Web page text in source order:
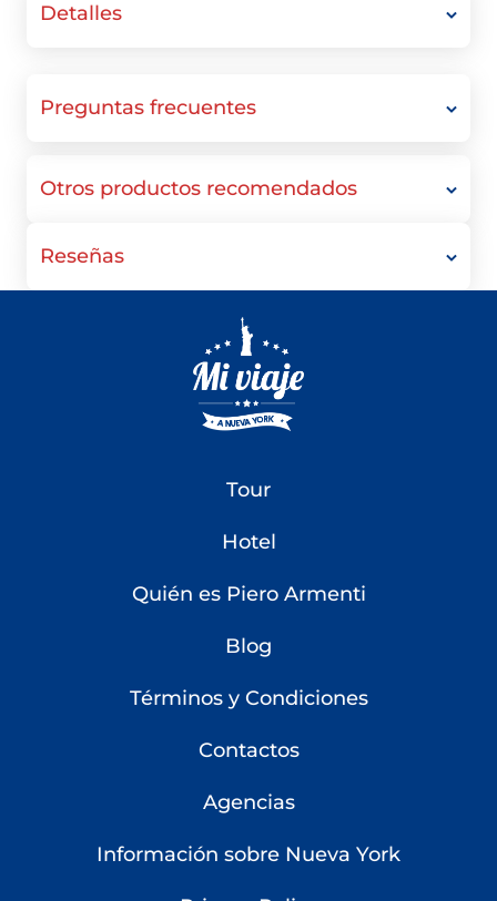
Detalles
Preguntas frecuentes
Otros productos recomendados
Reseñas
Tour
Hotel
Quién es Piero Armenti
Blog
Términos y Condiciones
Contactos
Agencias
Información sobre Nueva York